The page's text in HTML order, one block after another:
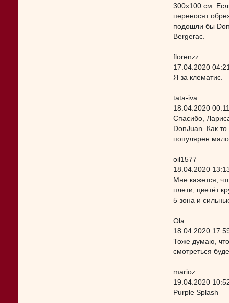
300х100 см.
переносят
подошли бы
Bergerac.
florenzz
17.04.2020
Я за клематис.
tata-iva
18.04.2020
Спасибо,
DonJuan. Как
популярен
oil1577
18.04.2020
Мне кажется,
плети, цветёт
5 зона и
Ola
18.04.2020
Тоже думаю,
смотреться
marioz
19.04.2020
Purple Splash